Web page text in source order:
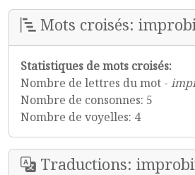
Mots croisés:
Statistiques de mots croisés:
Nombre de lettres du mot -
Nombre de consonnes: 5
Nombre de voyelles: 4
Traductions: